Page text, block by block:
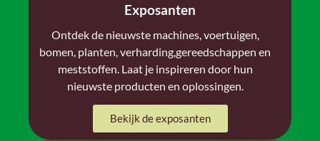
Exposanten
Ontdek de nieuwste machines, voertuigen,
bomen, planten, verharding,gereedschappen en
meststoffen. Laat je inspireren door hun
nieuwste producten en oplossingen.
Bekijk de exposanten